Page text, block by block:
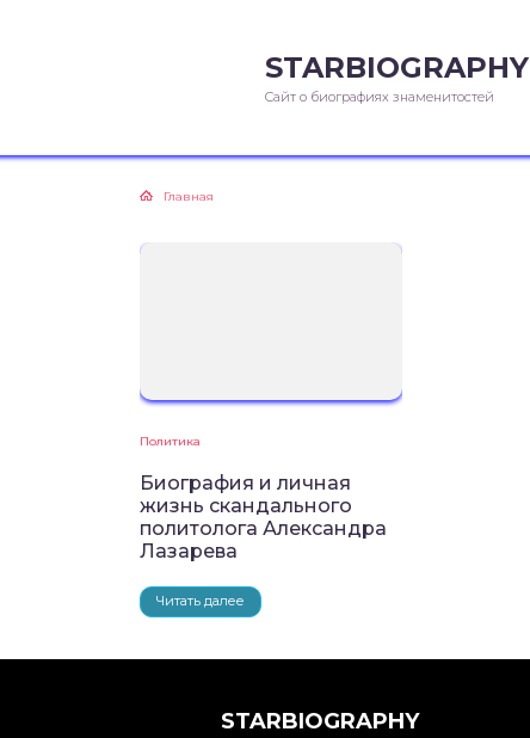
STARBIOGRAPHY
Сайт о биографиях знаменитостей
Главная
Политика
Биография и личная
жизнь скандального
политолога Александра
Лазарева
Читать далее
STARBIOGRAPHY